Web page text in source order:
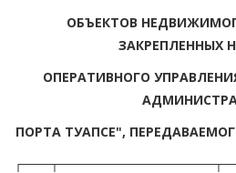
ОБЪЕКТОВ
ЗАКРЕПЛЕННЫХ
ОПЕРАТИВНОГО
ПОРТА ТУАПСЕ",